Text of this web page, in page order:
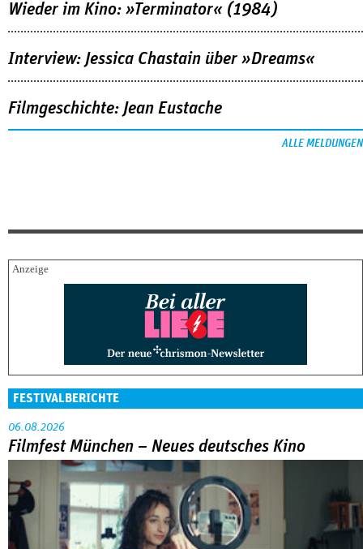
Wieder im Kino: »Terminator« (1984)
Interview: Jessica Chastain über »Dreams«
Filmgeschichte: Jean Eustache
ALLE MELDUNGEN
FESTIVALBERICHTE
06.08.2026
Filmfest München – Neues deutsches Kino